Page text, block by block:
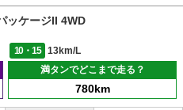
ッケージII 4WD
10・15
13km/L
満タンでどこまで走る？
780km